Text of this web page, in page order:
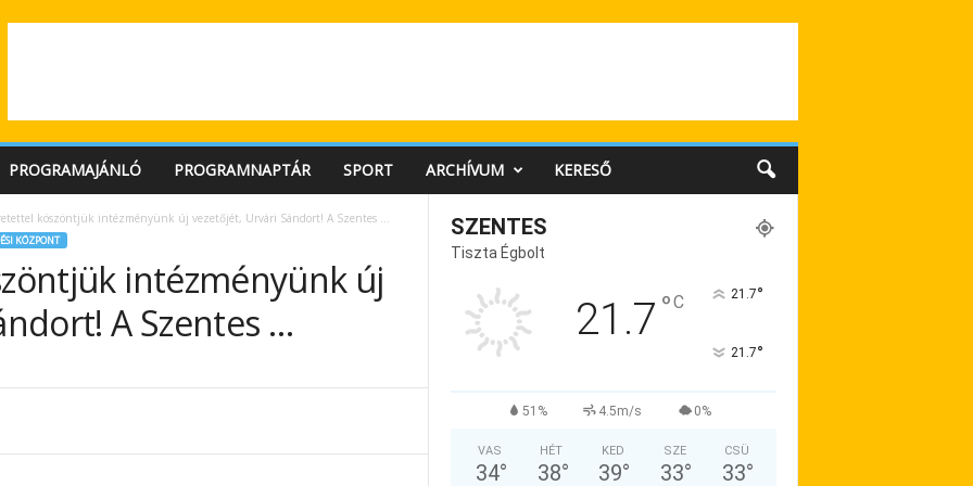
PROGRAMAJÁNLÓ PROGRAMNAPTÁR SPORT ARCHÍVUM KERESŐ
köszöntjük intézményünk új vezetőjét, Urvári Sándort! A Szentes …
KÖZPONT
intézményünk új
A Szentes …
SZENTES
Tiszta Égbolt
21.7 °C 21.7°
21.7°
51% 4.5m/s 0%
VAS
34°
HÉT
38°
KED
39°
SZE
33°
CSÜ
33°